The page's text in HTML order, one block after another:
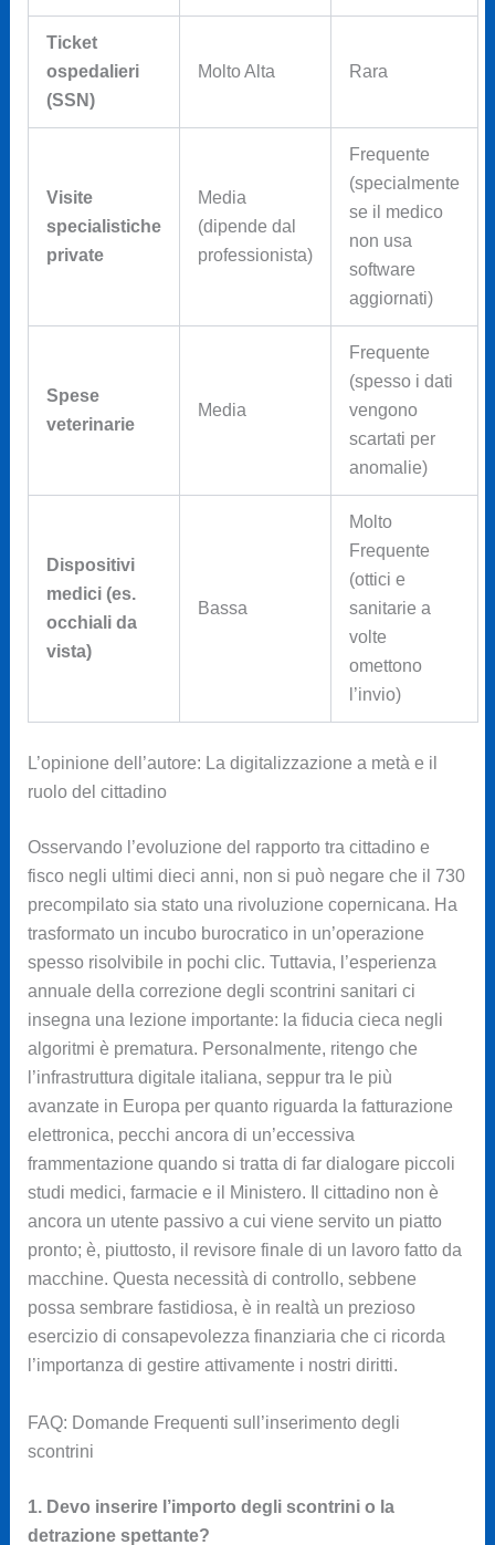
Ticket
ospedalieri
(SSN)
Molto Alta Rara
Visite
specialistiche
private
Media
(dipende dal
professionista)
Frequente
(specialmente
se il medico
non usa
software
aggiornati)
Spese
veterinarie
Media
Frequente
(spesso i dati
vengono
scartati per
anomalie)
Dispositivi
medici (es.
occhiali da
vista)
Bassa
Molto
Frequente
(ottici e
sanitarie a
volte
omettono
l’invio)
L’opinione dell’autore: La digitalizzazione a metà e il
ruolo del cittadino
Osservando l’evoluzione del rapporto tra cittadino e
fisco negli ultimi dieci anni, non si può negare che il 730
precompilato sia stato una rivoluzione copernicana. Ha
trasformato un incubo burocratico in un’operazione
spesso risolvibile in pochi clic. Tuttavia, l’esperienza
annuale della correzione degli scontrini sanitari ci
insegna una lezione importante: la fiducia cieca negli
algoritmi è prematura. Personalmente, ritengo che
l’infrastruttura digitale italiana, seppur tra le più
avanzate in Europa per quanto riguarda la fatturazione
elettronica, pecchi ancora di un’eccessiva
frammentazione quando si tratta di far dialogare piccoli
studi medici, farmacie e il Ministero. Il cittadino non è
ancora un utente passivo a cui viene servito un piatto
pronto; è, piuttosto, il revisore finale di un lavoro fatto da
macchine. Questa necessità di controllo, sebbene
possa sembrare fastidiosa, è in realtà un prezioso
esercizio di consapevolezza finanziaria che ci ricorda
l’importanza di gestire attivamente i nostri diritti.
FAQ: Domande Frequenti sull’inserimento degli
scontrini
1. Devo inserire l’importo degli scontrini o la
detrazione spettante?